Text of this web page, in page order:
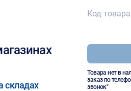
складах
Код
Товара нет в
заказ по
звонок"